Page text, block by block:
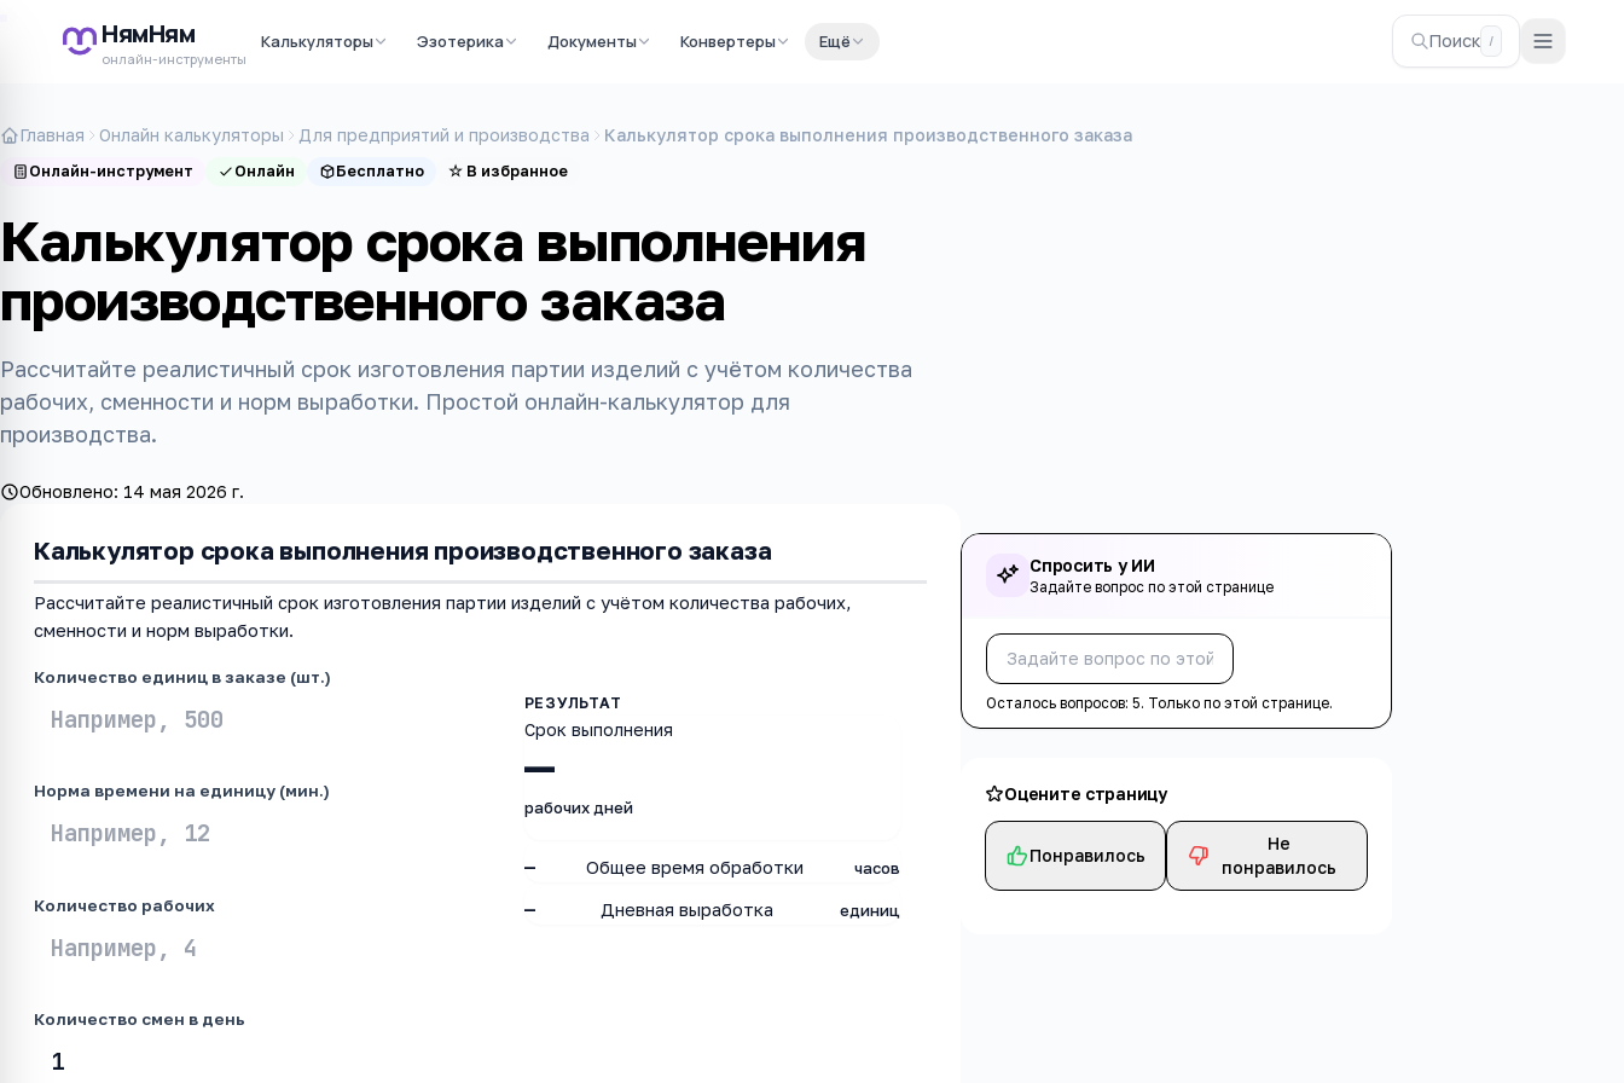
НямНям
онлайн-инструменты
Калькуляторы Эзотерика Документы Конвертеры Ещё Поиск /
Главная Онлайн калькуляторы Для предприятий и производства Калькулятор срока выполнения производственного заказа
Онлайн-инструмент Онлайн Бесплатно ☆ В избранное
Калькулятор срока выполнения
производственного заказа
Рассчитайте реалистичный срок изготовления партии изделий с учётом количества
рабочих, сменности и норм выработки. Простой онлайн-калькулятор для
производства.
Обновлено: 14 мая 2026 г.
Калькулятор срока выполнения производственного заказа
Рассчитайте реалистичный срок изготовления партии изделий с учётом количества рабочих,
сменности и норм выработки.
Количество единиц в заказе (шт.)
Норма времени на единицу (мин.)
Количество рабочих
Количество смен в день
—
Срок выполнения
рабочих дней
— Общее время обработки часов
— Дневная выработка единиц
Спросить у ИИ
Задайте вопрос по этой странице
Осталось вопросов:5. Только по этой странице.
Оцените страницу
Понравилось
Не
понравилось